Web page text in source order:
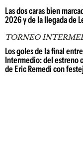
Las dos caras bien
2026 y de la llegada de
TORNEO
Los goles de la final
Intermedio: del estreno
de Eric Remedi con